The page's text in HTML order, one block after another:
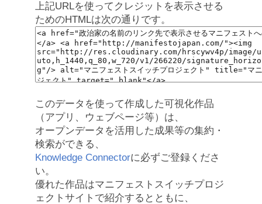
上記URLを使ってクレジットを表示させる
ためのHTMLは次の通りです。
このデータを使って作成した可視化作品
（アプリ、ウェブページ等）は、
オープンデータを活用した成果等の集約・
検索ができる、
Knowledge Connectorに必ずご登録くださ
い。
優れた作品はマニフェストスイッチプロジ
ェクトサイトで紹介するとともに、